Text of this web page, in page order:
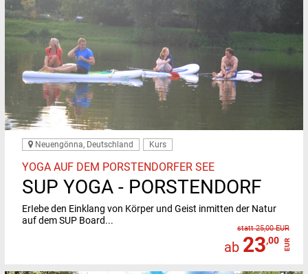
Neuengönna, Deutschland Kurs
YOGA AUF DEM PORSTENDORFER SEE
SUP YOGA - PORSTENDORF
ErIebe den Einklang von Körper und Geist inmitten der Natur
auf dem SUP Board...
statt 25,00 EUR
ab 23,00 EUR